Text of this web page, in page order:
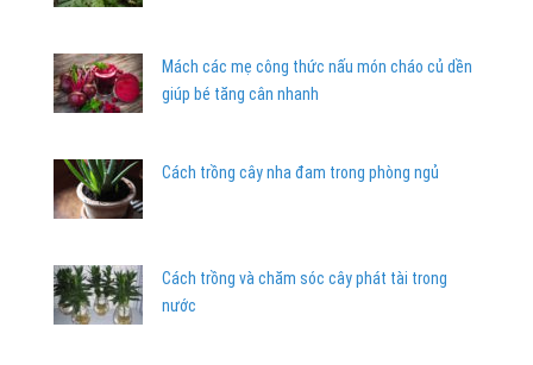
Mách các mẹ công thức nấu món cháo củ dền
giúp bé tăng cân nhanh
Cách trồng cây nha đam trong phòng ngủ
Cách trồng và chăm sóc cây phát tài trong
nước